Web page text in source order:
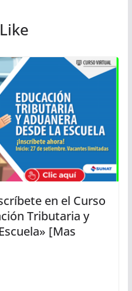
en el Curso
Tributaria y
[Mas